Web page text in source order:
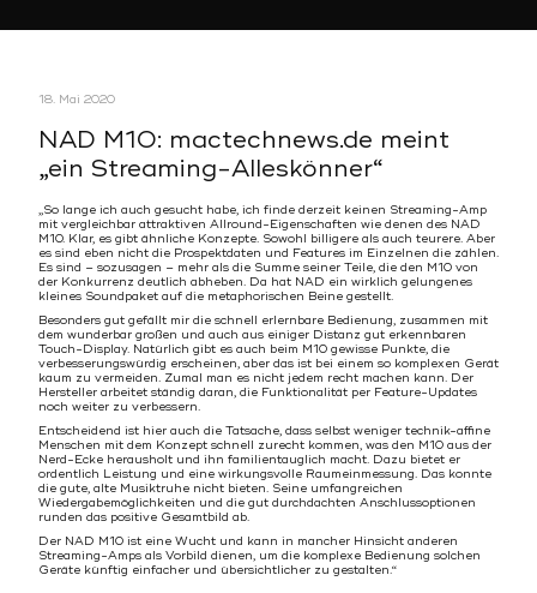
18. Mai 2020
NAD M10: mactechnews.de meint
„ein Streaming-Alleskönner“
„So lange ich auch gesucht habe, ich finde derzeit keinen Streaming-Amp
mit vergleichbar attraktiven Allround-Eigenschaften wie denen des NAD
M10. Klar, es gibt ähnliche Konzepte. Sowohl billigere als auch teurere. Aber
es sind eben nicht die Prospektdaten und Features im Einzelnen die zählen.
Es sind – sozusagen – mehr als die Summe seiner Teile, die den M10 von
der Konkurrenz deutlich abheben. Da hat NAD ein wirklich gelungenes
kleines Soundpaket auf die metaphorischen Beine gestellt.
Besonders gut gefällt mir die schnell erlernbare Bedienung, zusammen mit
dem wunderbar großen und auch aus einiger Distanz gut erkennbaren
Touch-Display. Natürlich gibt es auch beim M10 gewisse Punkte, die
verbesserungswürdig erscheinen, aber das ist bei einem so komplexen Gerät
kaum zu vermeiden. Zumal man es nicht jedem recht machen kann. Der
Hersteller arbeitet ständig daran, die Funktionalität per Feature-Updates
noch weiter zu verbessern.
Entscheidend ist hier auch die Tatsache, dass selbst weniger technik-affine
Menschen mit dem Konzept schnell zurecht kommen, was den M10 aus der
Nerd-Ecke herausholt und ihn familientauglich macht. Dazu bietet er
ordentlich Leistung und eine wirkungsvolle Raumeinmessung. Das konnte
die gute, alte Musiktruhe nicht bieten. Seine umfangreichen
Wiedergabemöglichkeiten und die gut durchdachten Anschlussoptionen
runden das positive Gesamtbild ab.
Der NAD M10 ist eine Wucht und kann in mancher Hinsicht anderen
Streaming-Amps als Vorbild dienen, um die komplexe Bedienung solchen
Geräte künftig einfacher und übersichtlicher zu gestalten.“